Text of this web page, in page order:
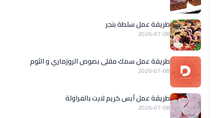
طريقة عمل سلطة بنجر
2026-07-08
طريقة عمل سمك مقلى بصوص الروزماري و الثوم
2026-07-08
طريقة عمل آيس كريم لايت بالفراولة
2026-07-08